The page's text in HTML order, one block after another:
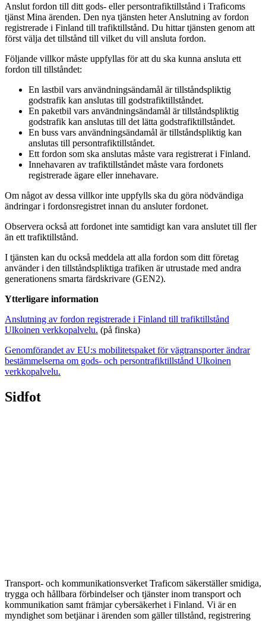
Anslut fordon till ditt gods- eller persontrafiktillstånd i Traficoms
tjänst Mina ärenden. Den nya tjänsten heter Anslutning av fordon
registrerade i Finland till trafiktillstånd. Du hittar tjänsten genom att
först välja det tillstånd till vilket du vill ansluta fordon.
Följande villkor måste uppfyllas för att du ska kunna ansluta ett
fordon till tillståndet:
En lastbil vars användningsändamål är tillståndspliktig
godstrafik kan anslutas till godstrafiktillståndet.
En paketbil vars användningsändamål är tillståndspliktig
godstrafik kan anslutas till det lätta godstrafiktillståndet.
En buss vars användningsändamål är tillståndspliktig kan
anslutas till persontrafiktillståndet.
Ett fordon som ska anslutas måste vara registrerat i Finland.
Innehavaren av trafiktillståndet måste vara fordonets
registrerade ägare eller innehavare.
Om något av dessa villkor inte uppfylls ska du göra nödvändiga
ändringar i fordonsregistret innan du ansluter fordonet.
Observera också att fordonet inte samtidigt kan vara anslutet till fler
än ett trafiktillstånd.
I tjänsten kan du också meddela att alla fordon som ditt företag
använder i den tillståndspliktiga trafiken är utrustade med andra
generationens smarta färdskrivare (GEN2).
Ytterligare information
Anslutning av fordon registrerade i Finland till trafiktillstånd
Ulkoinen verkkopalvelu. (på finska)
Genomförandet av EU:s mobilitetspaket för vägtransporter ändrar
bestämmelserna om gods- och persontrafiktillstånd Ulkoinen
verkkopalvelu.
Sidfot
Transport- och kommunikationsverket Traficom säkerställer smidiga,
trygga och hållbara förbindelser och tjänster inom transport och
kommunikation samt främjar cybersäkerhet i Finland. Vi är en
myndighet som betjänar i ärenden som gäller tillstånd, registrering